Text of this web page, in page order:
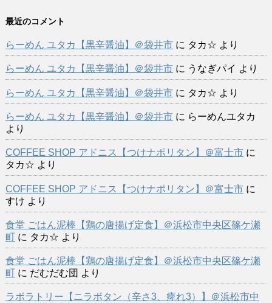
最近のコメント
らーめん ユタカ【黒辛醤油】＠袋井市に タカ☆ より
らーめん ユタカ【黒辛醤油】＠袋井市に うなぎパイ より
らーめん ユタカ【黒辛醤油】＠袋井市に タカ☆ より
らーめん ユタカ【黒辛醤油】＠袋井市に らーめんユタカ
より
COFFEE SHOP アドニス【つけナポリタン】＠富士市に
タカ☆ より
COFFEE SHOP アドニス【つけナポリタン】＠富士市に
すけ より
食堂 ごはん泥棒【鶏の唐揚げ定食】＠浜松市中央区篠ケ瀬
町に タカ☆ より
食堂 ごはん泥棒【鶏の唐揚げ定食】＠浜松市中央区篠ケ瀬
町に だむだむ団 より
ラボラトリー【ニラボタン（辛さ3、痺れ3）】＠浜松市中